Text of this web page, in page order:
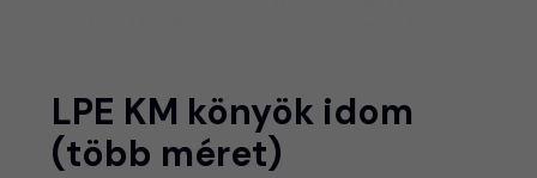
LPE KM könyök idom
(több méret)